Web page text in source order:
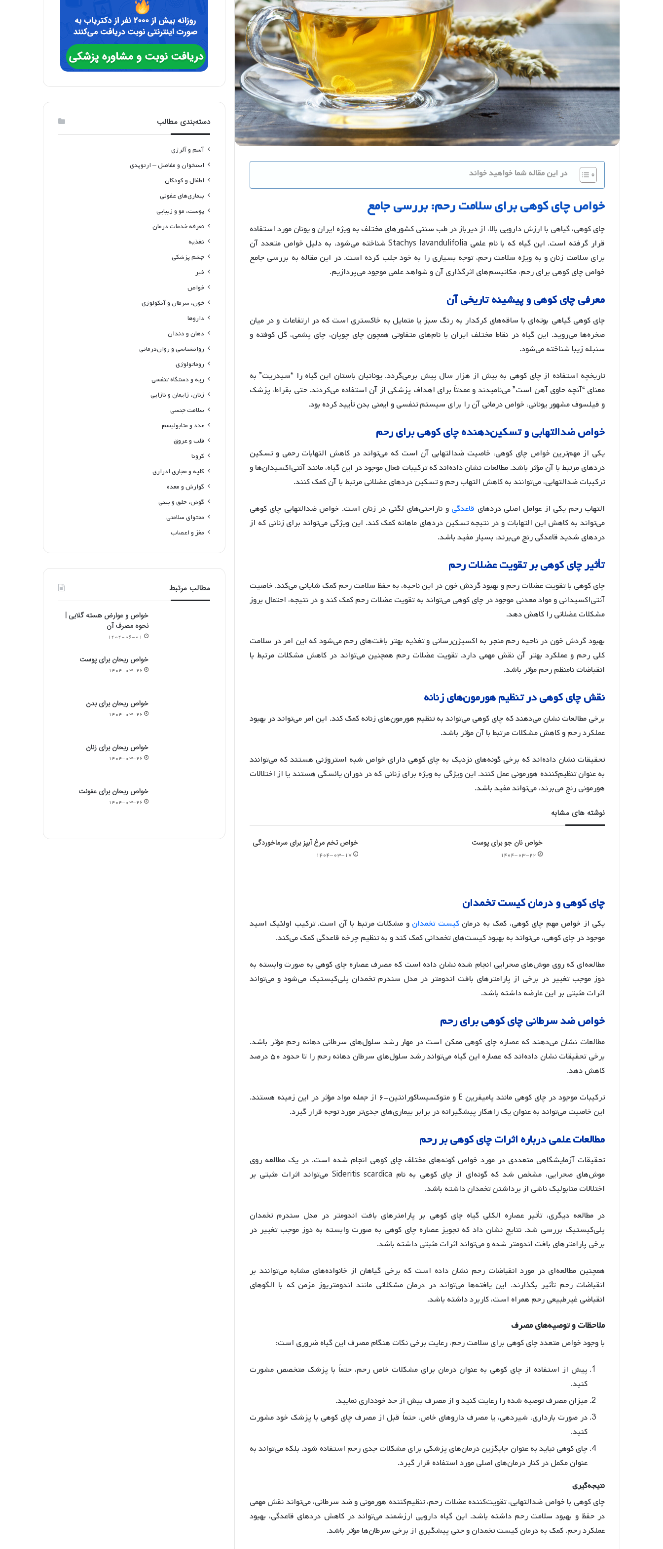
در این مقاله شما خواهید خواند
خواصچایکوهیبرایسلامترحم:بررسیجامع
چای کوهی، گیاهی با ارزش دارویی بالا، از دیرباز در طب سنتی کشورهای مختلف به ویژه ایران و یونان مورد استفاده
قرار گرفته است. این گیاه که با نام علمی Stachys lavandulifolia شناخته می‌شود، به دلیل خواص متعدد آن
برای سلامت زنان و به ویژه سلامت رحم، توجه بسیاری را به خود جلب کرده است. در این مقاله به بررسی جامع
خواص چای کوهی برای رحم، مکانیسم‌های اثرگذاری آن و شواهد علمی موجود می‌پردازیم.
معرفیچایکوهیوپیشینهتاریخیآن
چای کوهی گیاهی بوته‌ای با ساقه‌های کرکدار به رنگ سبز یا متمایل به خاکستری است که در ارتفاعات و در میان
صخره‌ها می‌روید. این گیاه در نقاط مختلف ایران با نام‌های متفاوتی همچون چای چوپان، چای پشمی، گل کوفته و
سنبله زیبا شناخته می‌شود.
تاریخچه استفاده از چای کوهی به بیش از هزار سال پیش برمی‌گردد. یونانیان باستان این گیاه را “سیدریت” به
معنای “آنچه حاوی آهن است” می‌نامیدند و عمدتاً برای اهداف پزشکی از آن استفاده می‌کردند. حتی بقراط، پزشک
و فیلسوف مشهور یونانی، خواص درمانی آن را برای سیستم تنفسی و ایمنی بدن تأیید کرده بود.
خواصضدالتهابیوتسکیندهندهچایکوهیبرایرحم
یکی از مهم‌ترین خواص چای کوهی، خاصیت ضدالتهابی آن است که می‌تواند در کاهش التهابات رحمی و تسکین
دردهای مرتبط با آن مؤثر باشد. مطالعات نشان داده‌اند که ترکیبات فعال موجود در این گیاه، مانند آنتی‌اکسیدان‌ها و
ترکیبات ضدالتهابی، می‌توانند به کاهش التهاب رحم و تسکین دردهای عضلانی مرتبط با آن کمک کنند.
التهاب رحم یکی از عوامل اصلی دردهای قاعدگی و ناراحتی‌های لگنی در زنان است. خواص ضدالتهابی چای کوهی
می‌تواند به کاهش این التهابات و در نتیجه تسکین دردهای ماهانه کمک کند. این ویژگی می‌تواند برای زنانی که از
دردهای شدید قاعدگی رنج می‌برند، بسیار مفید باشد.
تأثیرچایکوهیبرتقویتعضلاترحم
چای کوهی با تقویت عضلات رحم و بهبود گردش خون در این ناحیه، به حفظ سلامت رحم کمک شایانی می‌کند. خاصیت
آنتی‌اکسیدانی و مواد معدنی موجود در چای کوهی می‌تواند به تقویت عضلات رحم کمک کند و در نتیجه، احتمال بروز
مشکلات عضلاتی را کاهش دهد.
بهبود گردش خون در ناحیه رحم منجر به اکسیژن‌رسانی و تغذیه بهتر بافت‌های رحم می‌شود که این امر در سلامت
کلی رحم و عملکرد بهتر آن نقش مهمی دارد. تقویت عضلات رحم همچنین می‌تواند در کاهش مشکلات مرتبط با
انقباضات نامنظم رحم مؤثر باشد.
نقشچایکوهیدرتنظیمهورمونهایزنانه
برخی مطالعات نشان می‌دهند که چای کوهی می‌تواند به تنظیم هورمون‌های زنانه کمک کند. این امر می‌تواند در بهبود
عملکرد رحم و کاهش مشکلات مرتبط با آن مؤثر باشد.
تحقیقات نشان داده‌اند که برخی گونه‌های نزدیک به چای کوهی دارای خواص شبه استروژنی هستند که می‌توانند
به عنوان تنظیم‌کننده هورمونی عمل کنند. این ویژگی به ویژه برای زنانی که در دوران یائسگی هستند یا از اختلالات
هورمونی رنج می‌برند، می‌تواند مفید باشد.
نوشته های مشابه
خواص نان جو برای پوست
۱۴۰۴-۰۳-۲۲
خواص تخم مرغ آبپز برای سرماخوردگی
۱۴۰۴-۰۳-۱۷
چایکوهیودرمانکیستتخمدان
یکی از خواص مهم چای کوهی، کمک به درمانکیست تخمدان و مشکلات مرتبط با آن است. ترکیب اولئیک اسید
موجود در چای کوهی، می‌تواند به بهبود کیست‌های تخمدانی کمک کند و به تنظیم چرخه قاعدگی کمک می‌کند.
مطالعه‌ای که روی موش‌های صحرایی انجام شده نشان داده است که مصرف عصاره چای کوهی به صورت وابسته به
دوز موجب تغییر در برخی از پارامترهای بافت اندومتر در مدل سندرم تخمدان پلی‌کیستیک می‌شود و می‌تواند
اثرات مثبتی بر این عارضه داشته باشد.
خواصضدسرطانیچایکوهیبرایرحم
مطالعات نشان می‌دهند که عصاره چای کوهی ممکن است در مهار رشد سلول‌های سرطانی دهانه رحم مؤثر باشد.
برخی تحقیقات نشان داده‌اند که عصاره این گیاه می‌تواند رشد سلول‌های سرطان دهانه رحم را تا حدود ۵۰ درصد
کاهش دهد.
ترکیبات موجود در چای کوهی مانند پامیفرین E و متوکسیساکورانتین-۶ از جمله مواد مؤثر در این زمینه هستند
.
این خاصیت می‌تواند به عنوان یک راهکار پیشگیرانه در برابر بیماری‌های جدی‌تر مورد توجه قرار گیرد.
مطالعاتعلمیدرباره اثراتچایکوهیبررحم
تحقیقات آزمایشگاهی متعددی در مورد خواص گونه‌های مختلف چای کوهی انجام شده است. در یک مطالعه روی
موش‌های صحرایی، مشخص شد که گونه‌ای از چای کوهی به نام Sideritis scardica می‌تواند اثرات مثبتی بر
اختلالات متابولیک ناشی از برداشتن تخمدان داشته باشد.
در مطالعه دیگری، تأثیر عصاره الکلی گیاه چای کوهی بر پارامترهای بافت اندومتر در مدل سندرم تخمدان
پلی‌کیستیک بررسی شد. نتایج نشان داد که تجویز عصاره چای کوهی به صورت وابسته به دوز موجب تغییر در
برخی پارامترهای بافت اندومتر شده و می‌تواند اثرات مثبتی داشته باشد.
همچنین مطالعه‌ای در مورد انقباضات رحم نشان داده است که برخی گیاهان از خانواده‌های مشابه می‌توانند بر
انقباضات رحم تأثیر بگذارند. این یافته‌ها می‌تواند در درمان مشکلاتی مانند اندومتریوز مزمن که با الگوهای
انقباضی غیرطبیعی رحم همراه است، کاربرد داشته باشد.
ملاحظاتوتوصیههایمصرف
با وجود خواص متعدد چای کوهی برای سلامت رحم، رعایت برخی نکات هنگام مصرف این گیاه ضروری است:
پیش از استفاده از چای کوهی به عنوان درمان برای مشکلات خاص رحم، حتماً با پزشک متخصص مشورت
کنید.
میزان مصرف توصیه شده را رعایت کنید و از مصرف بیش از حد خودداری نمایید.
در صورت بارداری، شیردهی، یا مصرف داروهای خاص، حتماً قبل از مصرف چای کوهی با پزشک خود مشورت
کنید.
چای کوهی نباید به عنوان جایگزین درمان‌های پزشکی برای مشکلات جدی رحم استفاده شود، بلکه می‌تواند به
عنوان مکمل در کنار درمان‌های اصلی مورد استفاده قرار گیرد.
نتیجهگیری
چای کوهی با خواص ضدالتهابی، تقویت‌کننده عضلات رحم، تنظیم‌کننده هورمونی و ضد سرطانی، می‌تواند نقش مهمی
در حفظ و بهبود سلامت رحم داشته باشد. این گیاه دارویی ارزشمند می‌تواند در کاهش دردهای قاعدگی، بهبود
عملکرد رحم، کمک به درمان کیست تخمدان و حتی پیشگیری از برخی سرطان‌ها مؤثر باشد.
دسته‌بندی مطالب
آسم و آلرژی
استخوان و مفاصل – ارتوپدی
اطفال و کودکان
بیماری‌های عفونی
پوست، مو و زیبایی
تعرفه خدمات درمان
تغذیه
چشم پزشکی
خبر
خواص
خون، سرطان و آنکولوژی
داروها
دهان و دندان
روانشناسی و روان‌درمانی
روماتولوژی
ریه و دستگاه تنفسی
زنان، زایمان و نازایی
سلامت جنسی
غدد و متابولیسم
قلب و عروق
کرونا
کلیه و مجاری ادراری
گوارش و معده
گوش، حلق و بینی
محتوای سلامتی
مغز و اعصاب
مطالب مرتبط
خواص و عوارض هسته گلابی |
نحوه مصرف آن
۱۴۰۴-۰۶-۰۱
خواص ریحان برای پوست
۱۴۰۴-۰۳-۲۶
خواص ریحان برای بدن
۱۴۰۴-۰۳-۲۶
خواص ریحان برای زنان
۱۴۰۴-۰۳-۲۶
خواص ریحان برای عفونت
۱۴۰۴-۰۳-۲۶